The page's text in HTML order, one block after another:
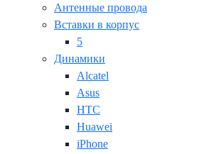
Антенные провода
Вставки в корпус
5
Динамики
Alcatel
Asus
HTC
Huawei
iPhone